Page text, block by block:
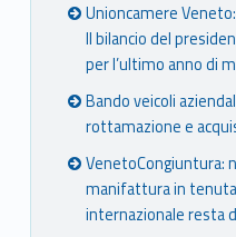
Unioncamere
Il bilancio del
per l’ultimo anno di
Bando veicoli
rottamazione e
VenetoCongiuntura:
manifattura in
internazionale resta